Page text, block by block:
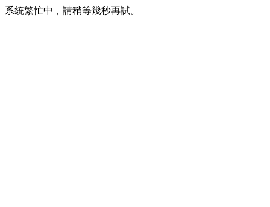
系統繁忙中，請稍等幾秒再試。